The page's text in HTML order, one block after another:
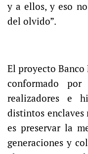
y a ellos, y eso
del olvido”.
El proyecto Banco
conformado
realizadores e
distintos enclaves
es preservar la
generaciones y